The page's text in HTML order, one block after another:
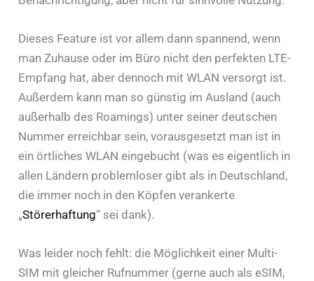
Dieses Feature ist vor allem dann spannend, wenn
man Zuhause oder im Büro nicht den perfekten LTE-
Empfang hat, aber dennoch mit WLAN versorgt ist.
Außerdem kann man so günstig im Ausland (auch
außerhalb des Roamings) unter seiner deutschen
Nummer erreichbar sein, vorausgesetzt man ist in
ein örtliches WLAN eingebucht (was es eigentlich in
allen Ländern problemloser gibt als in Deutschland,
die immer noch in den Köpfen verankerte
„Störerhaftung“ sei dank).
Was leider noch fehlt: die Möglichkeit einer Multi-
SIM mit gleicher Rufnummer (gerne auch als eSIM,